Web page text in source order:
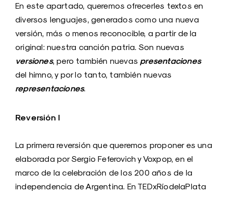
En este apartado, queremos ofrecerles textos en
diversos lenguajes, generados como una nueva
versión, más o menos reconocible, a partir de la
original: nuestra canción patria. Son nuevas
versiones, pero también nuevas presentaciones
del himno, y por lo tanto, también nuevas
representaciones.
Reversión I
La primera reversión que queremos proponer es una
elaborada por Sergio Feferovich y Voxpop, en el
marco de la celebración de los 200 años de la
independencia de Argentina. En TEDxRíodelaPlata